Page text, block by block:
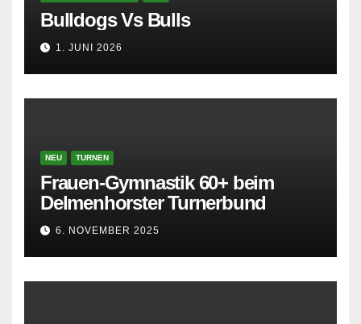
Bulldogs Vs Bulls
1. JUNI 2026
NEU TURNEN
Frauen-Gymnastik 60+ beim
Delmenhorster Turnerbund
6. NOVEMBER 2025